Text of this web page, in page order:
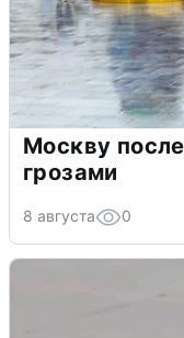
Москву
грозами
8 августа 0